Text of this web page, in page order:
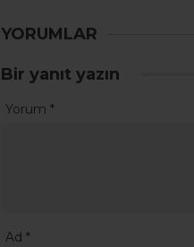
YORUMLAR
Bir yanıt yazın
Yorum *
Ad *